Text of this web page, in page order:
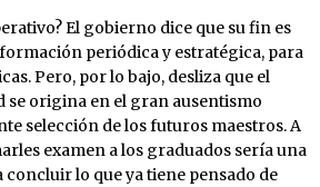
El gobierno dice que su fin es
periódica y estratégica, para
Pero, por lo bajo, desliza que el
se origina en el gran ausentismo
selección de los futuros maestros. A
examen a los graduados sería una
concluir lo que ya tiene pensado de